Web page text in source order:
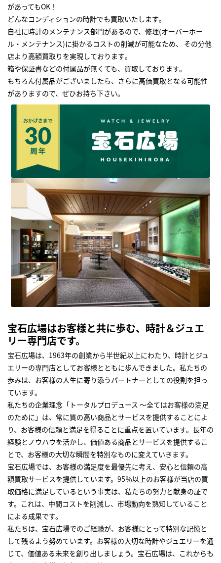
があってもOK！
どんなコンディションの時計でも買取いたします｡
自社に時計のメンテナンス部門があるので、修理(オーバーホー
ル・メンテナンス)に掛かるコストの削減が可能なため、 その分他
店より高額買取りを実現しております｡
箱や保証書などの付属品が無くても、買取しております。
もちろん付属品がございましたら、さらに高価買取となる可能性
がありますので、ぜひお持ち下さい｡
宝石広場はお客様と共に歩む、時計＆ジュエ
リー専門店です。
宝石広場は、1963年の創業から半世紀以上にわたり、時計とジュ
エリーの専門店としてお客様とともに歩んできました。私たちの
歩みは、お客様の人生に寄り添うパートナーとしての役割を担っ
ています。
私たちの企業理念「トータルプロデュース ～全てはお客様の満足
のために」は、常に質の高い商品とサービスを提供することによ
り、お客様の信頼と満足を得ることに重点を置いています。長年の
経験とノウハウを活かし、価値ある商品とサービスを提供するこ
とで、お客様の大切な瞬間を特別なものに変えていきます。
宝石広場では、お客様の満足度を最優先に考え、安心と信頼の高
額買取サービスを提供しています。95％以上のお客様が当店の買
取価格に満足しているという事実は、私たちの努力と献身の証で
す。これは、中間コストを削減し、市場動向を熟知していること
による成果です。
私たちは、宝石広場でのご経験が、お客様にとって特別な記憶と
して残るよう努めています。お客様の大切な時計やジュエリーを通
じて、価値ある未来を創り出しましょう。宝石広場は、これからも